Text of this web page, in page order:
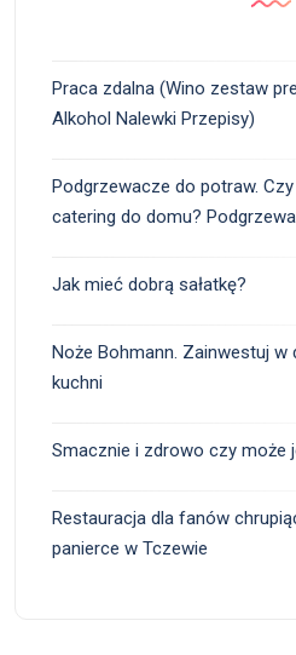
Praca zdalna (Wino zestaw
Alkohol Nalewki Przepisy)
Podgrzewacze do potraw.
catering do domu?
Jak mieć dobrą sałatkę?
Noże Bohmann. Zainwestuj w
kuchni
Smacznie i zdrowo czy może
Restauracja dla fanów
panierce w Tczewie